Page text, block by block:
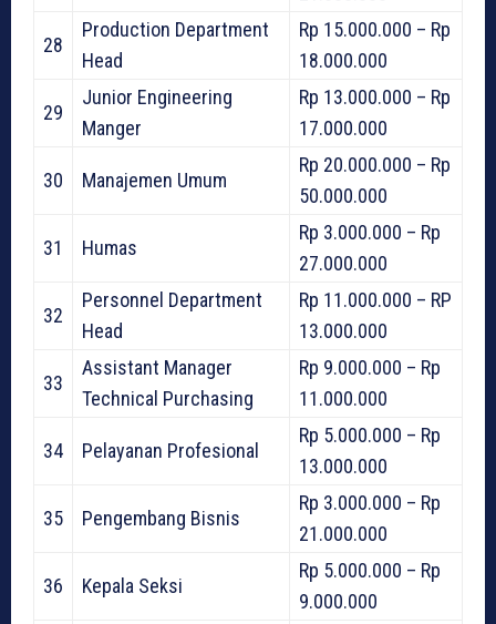
28
Production Department
Head
Rp 15.000.000 – Rp
18.000.000
29
Junior Engineering
Manger
Rp 13.000.000 – Rp
17.000.000
30 Manajemen Umum
Rp 20.000.000 – Rp
50.000.000
31 Humas
Rp 3.000.000 – Rp
27.000.000
32
Personnel Department
Head
Rp 11.000.000 – RP
13.000.000
33
Assistant Manager
Technical Purchasing
Rp 9.000.000 – Rp
11.000.000
34 Pelayanan Profesional
Rp 5.000.000 – Rp
13.000.000
35 Pengembang Bisnis
Rp 3.000.000 – Rp
21.000.000
36 Kepala Seksi
Rp 5.000.000 – Rp
9.000.000